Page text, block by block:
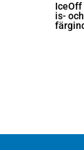
IceOff
is-